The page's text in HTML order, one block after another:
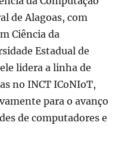
de Alagoas, com
Ciência da
Estadual de
lidera a linha de
no INCT ICoNIoT,
para o avanço
de computadores e